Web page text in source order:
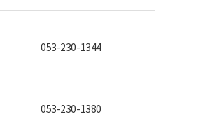
053-230-1344
053-230-1380